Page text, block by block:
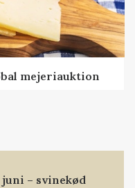
mejeriauktion
– svinekød